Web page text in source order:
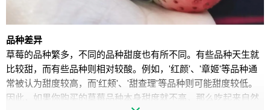
品种差异
草莓的品种繁多，不同的品种甜度也有所不同。有些品种天生就
比较甜，而有些品种则相对较酸。例如，'红颜'、'章姬'等品种通
常被认为甜度较高，而'红颊'、'甜查理'等品种则可能甜度较低。
因此，如果你购买的草莓品种本身甜度就不高，那么吃起来自然